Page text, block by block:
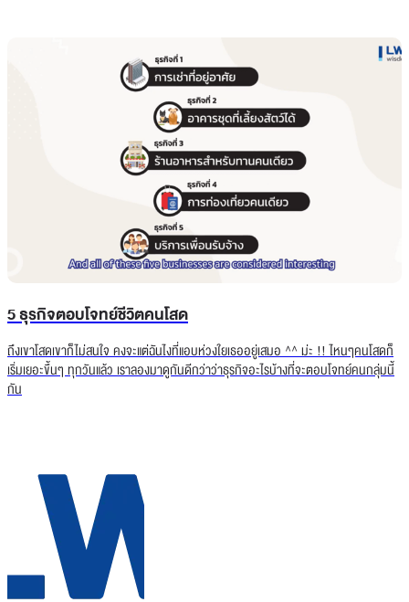
5 ธุรกิจตอบโจทย์ชีวิตคนโสด
ถึงเขาโสดเขาก็ไม่สนใจ คงจะแต่ฉันไงที่แอบห่วงใยเธออยู่เสมอ ^^ ม่ะ !! ไหนๆคนโสดก็
เริ่มเยอะขึ้นๆ ทุกวันแล้ว เราลองมาดูกันดีกว่าว่าธุรกิจอะไรบ้างที่จะตอบโจทย์คนกลุ่มนี้
กัน